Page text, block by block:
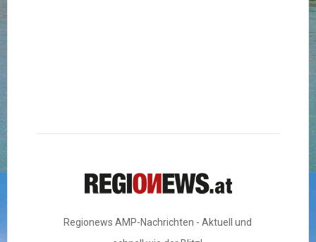
Regionews AMP-Nachrichten - Aktuell und